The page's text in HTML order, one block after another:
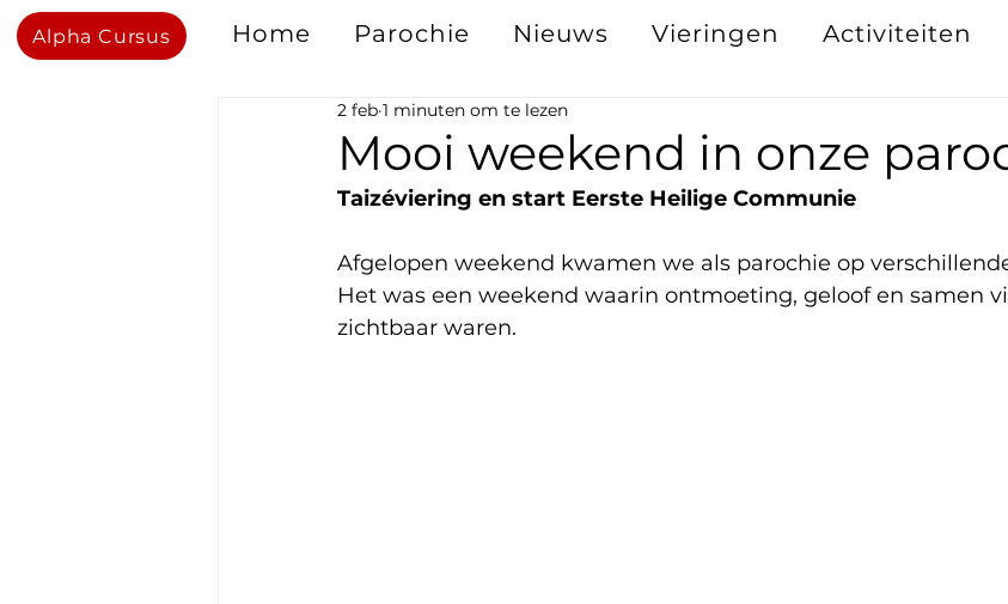
Alpha Cursus Home Parochie Nieuws Vieringen Activiteiten
Mooi weekend in onze
2 feb 1 minuten om te lezen
Taizéviering en start Eerste Heilige Communie
Afgelopen weekend kwamen we als parochie op
Het was een weekend waarin ontmoeting, geloof en samen
zichtbaar waren.